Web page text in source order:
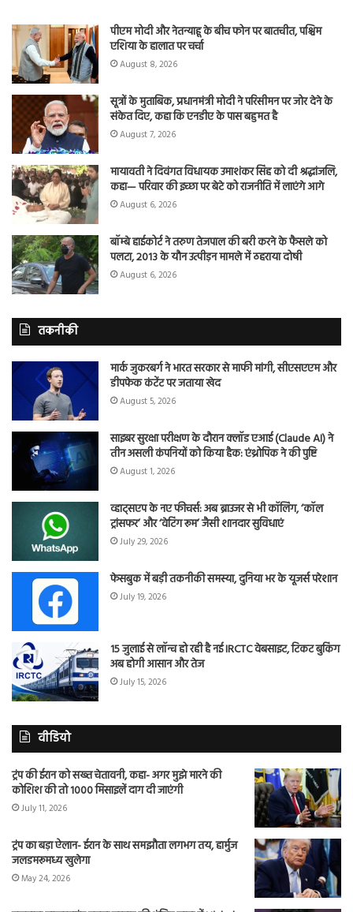
पीएम मोदी और नेतन्याहू के बीच फोन पर बातचीत, पश्चिम
एशिया के हालात पर चर्चा
August 8, 2026
सूत्रों के मुताबिक, प्रधानमंत्री मोदी ने परिसीमन पर जोर देने के
संकेत दिए, कहा कि एनडीए के पास बहुमत है
August 7, 2026
मायावती ने दिवंगत विधायक उमाशंकर सिंह को दी श्रद्धांजलि,
कहा— परिवार की इच्छा पर बेटे को राजनीति में लाएंगे आगे
August 6, 2026
बॉम्बे हाईकोर्ट ने तरुण तेजपाल की बरी करने के फैसले को
पलटा, 2013 के यौन उत्पीड़न मामले में ठहराया दोषी
August 6, 2026
तकनीकी
मार्क जुकरबर्ग ने भारत सरकार से माफी मांगी, सीएसएएम और
डीपफेक कंटेंट पर जताया खेद
August 5, 2026
साइबर सुरक्षा परीक्षण के दौरान क्लॉड एआई (Claude AI) ने
तीन असली कंपनियों को किया हैक: एंथ्रोपिक ने की पुष्टि
August 1, 2026
व्हाट्सएप के नए फीचर्स: अब ब्राउजर से भी कॉलिंग, ‘कॉल
ट्रांसफर’ और ‘वेटिंग रूम’ जैसी शानदार सुविधाएं
July 29, 2026
फेसबुक में बड़ी तकनीकी समस्या, दुनिया भर के यूजर्स परेशान
July 19, 2026
15 जुलाई से लॉन्च हो रही है नई IRCTC वेबसाइट, टिकट बुकिंग
अब होगी आसान और तेज
July 15, 2026
वीडियो
ट्रंप की ईरान को सख्त चेतावनी, कहा- अगर मुझे मारने की
कोशिश की तो 1000 मिसाइलें दाग दी जाएंगी
July 11, 2026
ट्रंप का बड़ा ऐलान- ईरान के साथ समझौता लगभग तय, हार्मुज
जलडमरूमध्य खुलेगा
May 24, 2026